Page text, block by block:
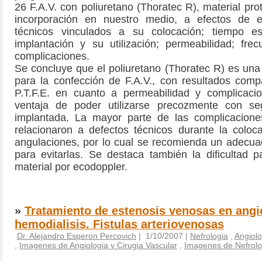
26 F.A.V. con poliuretano (Thoratec R), material
incorporación en nuestro medio, a efectos de
técnicos vinculados a su colocación; tiempo
implantación y su utilización; permeabilidad;
complicaciones.
Se concluye que el poliuretano (Thoratec R) es
para la confección de F.A.V., con resultados
P.T.F.E. en cuanto a permeabilidad y
ventaja de poder utilizarse precozmente con
implantada. La mayor parte de las
relacionaron a defectos técnicos durante la
angulaciones, por lo cual se recomienda un
para evitarlas. Se destaca también la dificultad
material por ecodoppler.
» Tratamiento de estenosis venosas en
hemodialisis. Fistulas arteriovenosas
Dr. Alejandro Esperon Percovich | 1/10/2007 | Nefrologia
Imagenes de Angiologia y Cirugia Vascular Imagenes de